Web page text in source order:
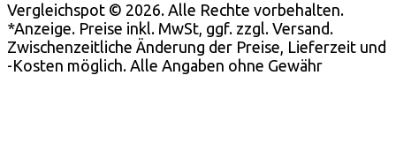
Vergleichspot © 2026. Alle Rechte vorbehalten.
*Anzeige. Preise inkl. MwSt, ggf. zzgl. Versand.
Zwischenzeitliche Änderung der Preise, Lieferzeit und
-Kosten möglich. Alle Angaben ohne Gewähr